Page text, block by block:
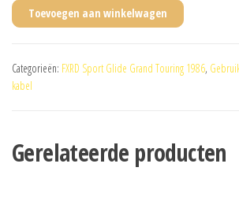
Toevoegen aan winkelwagen
Categorieën: FXRD Sport Glide Grand Touring 1986,
kabel
Gerelateerde producten